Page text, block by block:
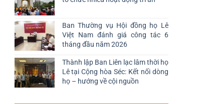
Ban Thường vụ Hội đồng họ Lê
Việt Nam đánh giá công tác 6
tháng đầu năm 2026
Thành lập Ban Liên lạc lâm thời họ
Lê tại Cộng hòa Séc: Kết nối dòng
họ – hướng về cội nguồn